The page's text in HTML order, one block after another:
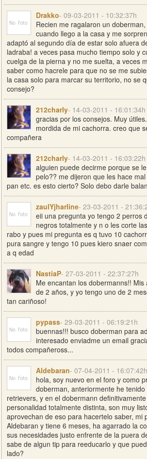
Drakko- 09-03-2011 - 10:32:37h
Recien me ragalaron un
cuando llego a la casa y me
adaptó al segundo día de estar solo afuera
ladraba! a veces pasa mucho tiempo solo y
cuelga de la pierna y no me suelta, a veces
saber como hacrele para que no se me
la casa solo para marcar su territorio, no se
consejo?
212charly- 14-03-2011 - 16:01:34h
gracias por los consejos. Muy
mordida de mi cachorra. creo que
compañera
212charly- 14-03-2011 - 16:03:22h
alguien puede decirme porque se
pelo?? me dijeron que les hace
pan etc. es esto cierto? Solo debo darle
zaulYjharline- 23-03-2011 -
eii una pregunta yo tengo 2 perros
negros totalmente y n o les corte
rabo y pues mi pregunta es q tuvo 10
pura sangre y tengo 10 pues kiero snaer
a q edad
NastiaP- 27-03-2011 - 22:37:27h
Me encantan los dobermanns!! Mis
de 2 años, y yo tengo uno de 2
tan cariñoso!
pypass- 29-03-2011 - 06:19:21h
buennas!!! busco doberman para
interesado enviadme un email
todos compañeross...
Aldebaran- 07-04-2011 - 16:07:42h
hola, soy nuevo en el foro y como
doberman, anteriormente he
retrievers, y en el dobermann
personalidad totalmente distinta, son muy
aprovechan de eso para hacertelo saber, mi
Aldebaran y tiene 6 meses, ha agarrado la
sus necesidades justo enfrente de la puera
sabe de algun tip para reeducarlo y que
lado?